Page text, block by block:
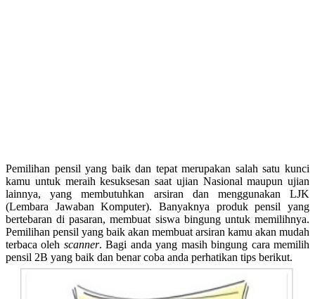
Pemilihan pensil yang baik dan tepat merupakan salah satu kunci
kamu untuk meraih kesuksesan saat ujian Nasional maupun ujian
lainnya, yang membutuhkan arsiran dan menggunakan LJK
(Lembara Jawaban Komputer). Banyaknya produk pensil yang
bertebaran di pasaran, membuat siswa bingung untuk memilihnya.
Pemilihan pensil yang baik akan membuat arsiran kamu akan mudah
terbaca oleh scanner. Bagi anda yang masih bingung cara memilih
pensil 2B yang baik dan benar coba anda perhatikan tips berikut.